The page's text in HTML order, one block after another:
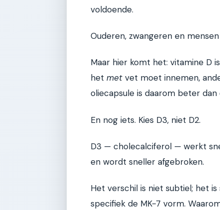
voldoende.
Ouderen, zwangeren en
Maar hier komt het: vitamine D
het met vet moet innemen,
oliecapsule is daarom beter
En nog iets. Kies D3, niet D2.
D3 — cholecalciferol — werkt
en wordt sneller afgebroken.
Het verschil is niet subtiel; het
specifiek de MK-7 vorm.